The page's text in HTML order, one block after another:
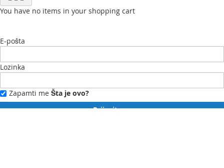
You have no items in your shopping cart
E-pošta
Lozinka
Zapamti me Šta je ovo?
Prijavite se